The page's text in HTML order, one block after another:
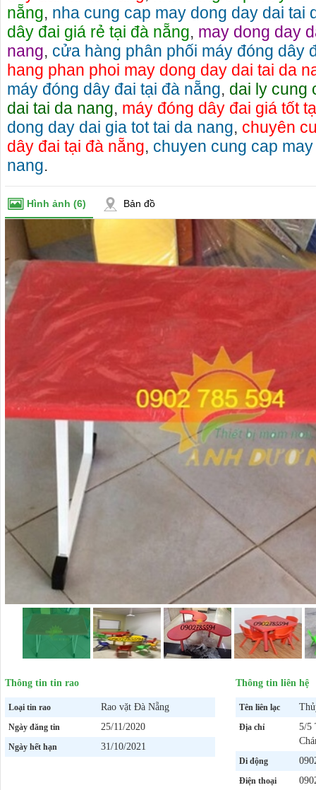
nẵng, nha cung cap may dong day dai tai
dây đai giá rẻ tại đà nẵng, may dong day
nang, cửa hàng phân phối máy đóng dây
hang phan phoi may dong day dai tai da
máy đóng dây đai tại đà nẵng, dai ly cung
dai tai da nang, máy đóng dây đai giá tốt
dong day dai gia tot tai da nang, chuyên
dây đai tại đà nẵng, chuyen cung cap
nang.
Hình ảnh (6) Bản đồ
Thông tin tin rao
Loại tin rao Rao vặt Đà Nẵng
Ngày đăng tin 25/11/2020
Ngày hết hạn 31/10/2021
Thông tin liên hệ
Tên liên lạc
Địa chỉ
5/5
Di động
Điện thoại